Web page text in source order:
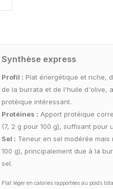
Synthèse express
Profil : Plat énergétique et riche,
de la burrata et de l'huile d'olive,
protéique intéressant.
Protéines : Apport protéique
(7, 2 g pour 100 g), suffisant pour
Sel : Teneur en sel modérée
100 g), principalement due à la
sel.
Plat léger en calories rapportées au poids